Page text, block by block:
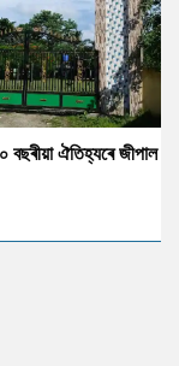
ঐতিহ্যৰে জীপাল